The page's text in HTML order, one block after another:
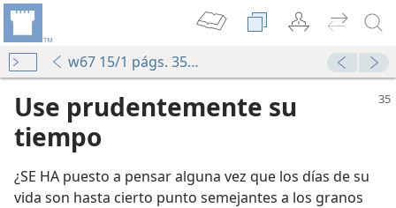
w67 15/1 págs. 35-36
Use prudentemente su
tiempo
¿SE HA puesto a pensar alguna vez que los días de su
vida son hasta cierto punto semejantes a los granos